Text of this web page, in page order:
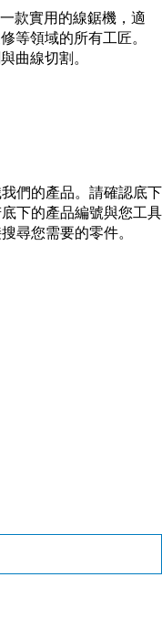
款實用的線鋸機，適
等領域的所有工匠。
曲線切割。
們的產品。請確認底下
下的產品編號與您工具
尋您需要的零件。